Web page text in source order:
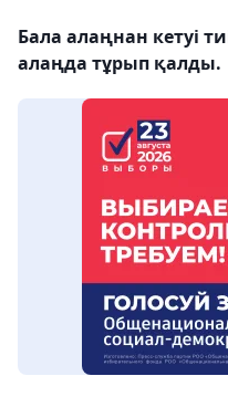
Бала алаңнан кетуі
алаңда тұрып қалды.